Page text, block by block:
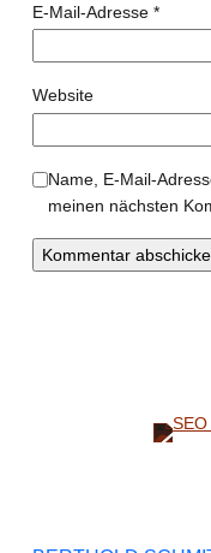
E-Mail-Adresse *
Website
Name, E-Mail-
meinen nächsten